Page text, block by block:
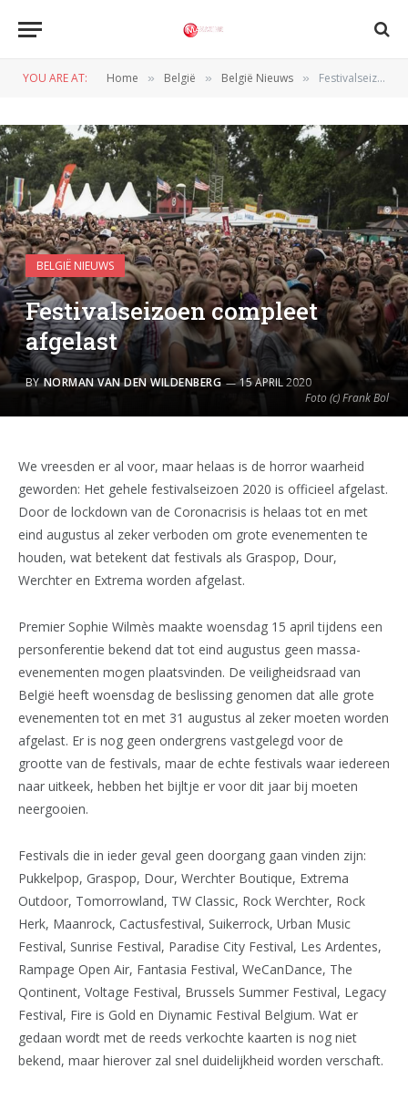
YOU ARE AT: Home » België » België Nieuws » Festivalseizoen compleet afgelast
Foto (c) Frank Bol
BELGIË NIEUWS
Festivalseizoen compleet
afgelast
BY NORMAN VAN DEN WILDENBERG 15 APRIL 2020
We vreesden er al voor, maar helaas is de horror waarheid
geworden: Het gehele festivalseizoen 2020 is officieel afgelast.
Door de lockdown van de Coronacrisis is helaas tot en met
eind augustus al zeker verboden om grote evenementen te
houden, wat betekent dat festivals als Graspop, Dour,
Werchter en Extrema worden afgelast.
Premier Sophie Wilmès maakte woensdag 15 april tijdens een
personferentie bekend dat tot eind augustus geen massa-
evenementen mogen plaatsvinden. De veiligheidsraad van
België heeft woensdag de beslissing genomen dat alle grote
evenementen tot en met 31 augustus al zeker moeten worden
afgelast. Er is nog geen ondergrens vastgelegd voor de
grootte van de festivals, maar de echte festivals waar iedereen
naar uitkeek, hebben het bijltje er voor dit jaar bij moeten
neergooien.
Festivals die in ieder geval geen doorgang gaan vinden zijn:
Pukkelpop, Graspop, Dour, Werchter Boutique, Extrema
Outdoor, Tomorrowland, TW Classic, Rock Werchter, Rock
Herk, Maanrock, Cactusfestival, Suikerrock, Urban Music
Festival, Sunrise Festival, Paradise City Festival, Les Ardentes,
Rampage Open Air, Fantasia Festival, WeCanDance, The
Qontinent, Voltage Festival, Brussels Summer Festival, Legacy
Festival, Fire is Gold en Diynamic Festival Belgium. Wat er
gedaan wordt met de reeds verkochte kaarten is nog niet
bekend, maar hierover zal snel duidelijkheid worden verschaft.